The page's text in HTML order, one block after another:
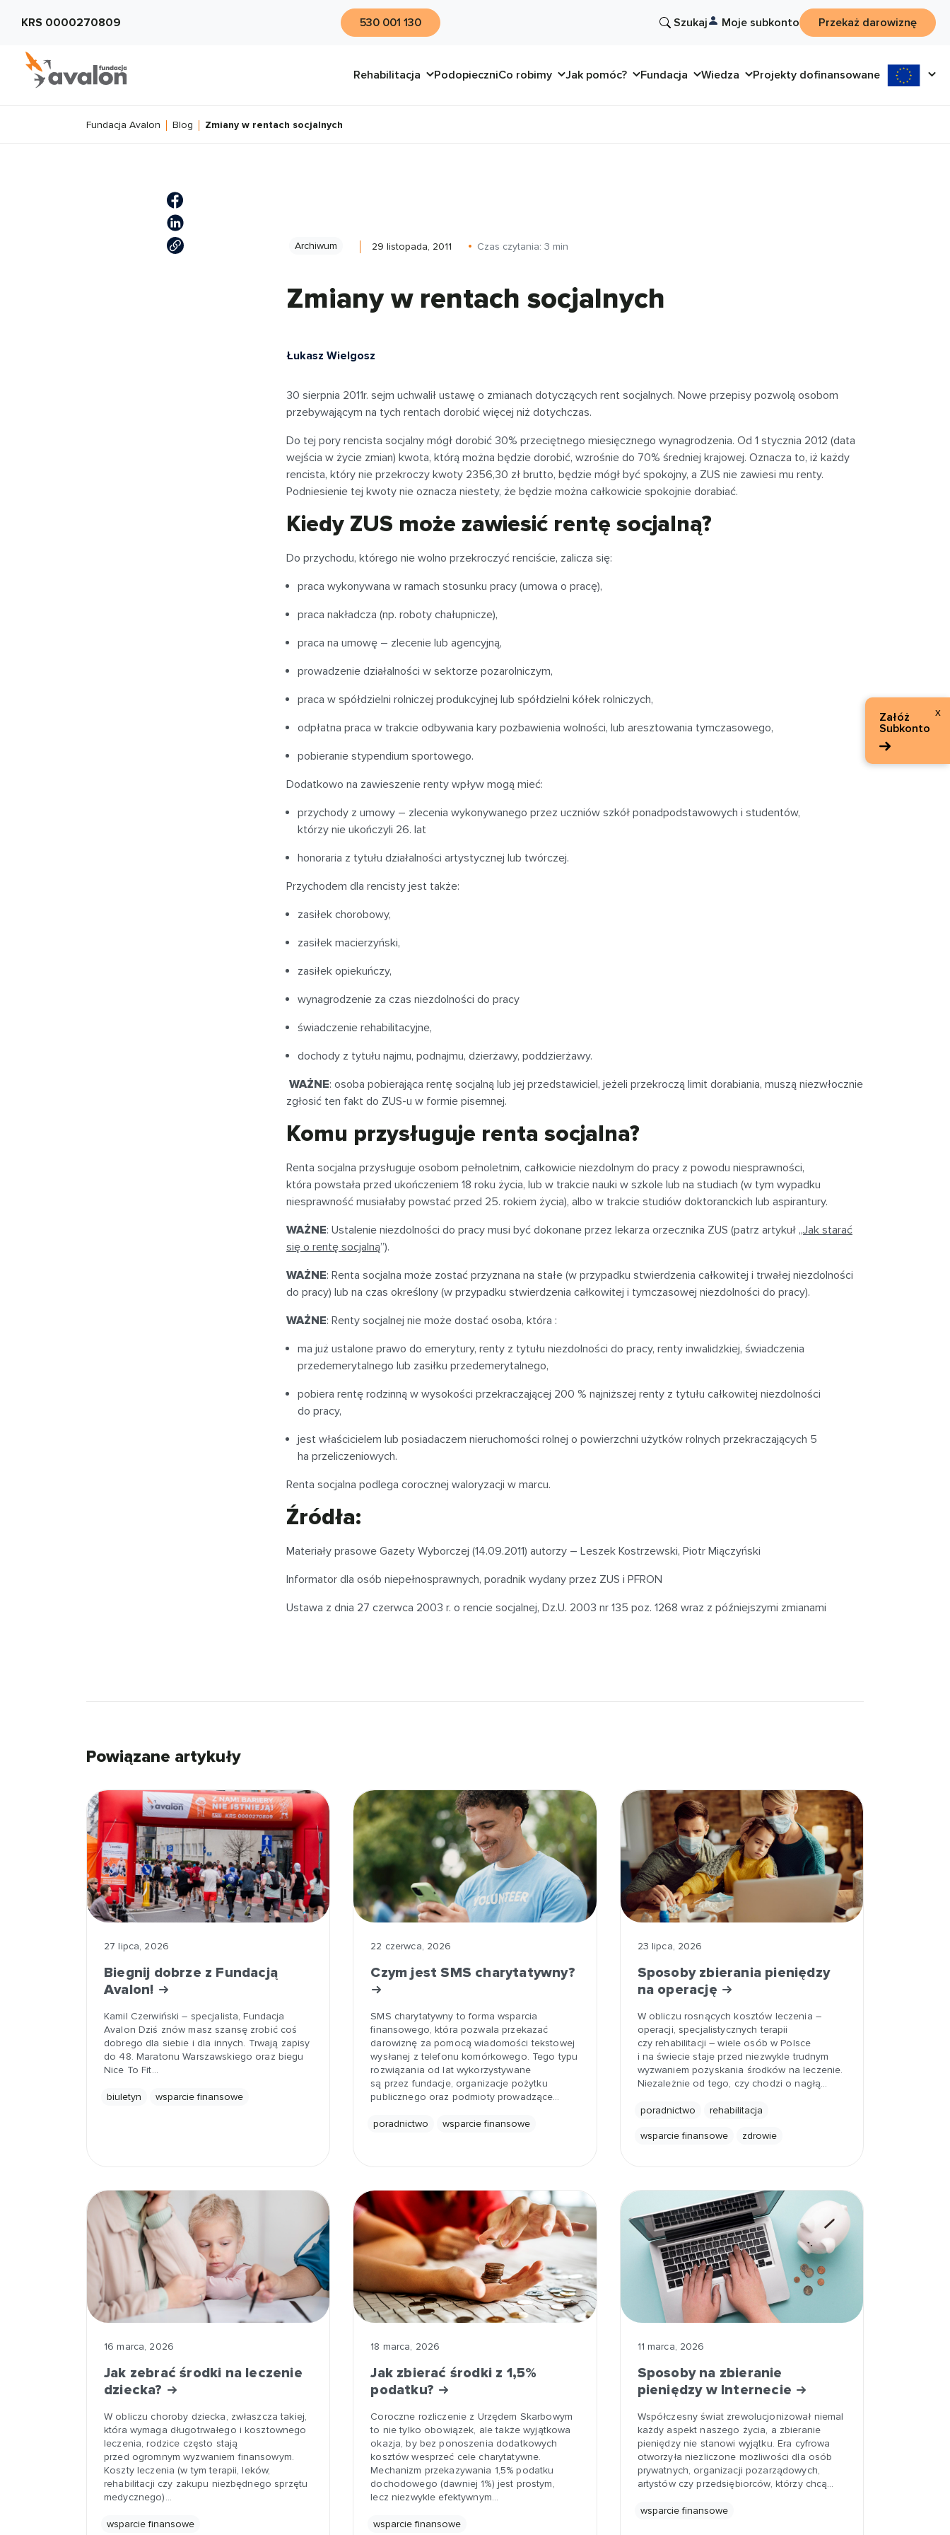
Załóż
Subkonto
x
KRS 0000270809 530 001 130 Szukaj Moje subkonto Przekaż darowiznę
Rehabilitacja PodopieczniCo robimy Jak pomóc? Fundacja Wiedza Projekty dofinansowane
Fundacja Avalon Blog Zmiany w rentach socjalnych
Archiwum 29 listopada, 2011 Czas czytania: 3 min
Zmiany w rentach socjalnych
Łukasz Wielgosz
30 sierpnia 2011r. sejm uchwalił ustawę o zmianach dotyczących rent socjalnych. Nowe przepisy pozwolą osobom
przebywającym na tych rentach dorobić więcej niż dotychczas.
Do tej pory rencista socjalny mógł dorobić 30% przeciętnego miesięcznego wynagrodzenia. Od 1 stycznia 2012 (data
wejścia w życie zmian) kwota, którą można będzie dorobić, wzrośnie do 70% średniej krajowej. Oznacza to, iż każdy
rencista, który nie przekroczy kwoty 2356,30 zł brutto, będzie mógł być spokojny, a ZUS nie zawiesi mu renty.
Podniesienie tej kwoty nie oznacza niestety, że będzie można całkowicie spokojnie dorabiać.
Kiedy ZUS może zawiesić rentę socjalną?
Do przychodu, którego nie wolno przekroczyć renciście, zalicza się:
praca wykonywana w ramach stosunku pracy (umowa o pracę),
praca nakładcza (np. roboty chałupnicze),
praca na umowę – zlecenie lub agencyjną,
prowadzenie działalności w sektorze pozarolniczym,
praca w spółdzielni rolniczej produkcyjnej lub spółdzielni kółek rolniczych,
odpłatna praca w trakcie odbywania kary pozbawienia wolności, lub aresztowania tymczasowego,
pobieranie stypendium sportowego.
Dodatkowo na zawieszenie renty wpływ mogą mieć:
przychody z umowy – zlecenia wykonywanego przez uczniów szkół ponadpodstawowych i studentów,
którzy nie ukończyli 26. lat
honoraria z tytułu działalności artystycznej lub twórczej.
Przychodem dla rencisty jest także:
zasiłek chorobowy,
zasiłek macierzyński,
zasiłek opiekuńczy,
wynagrodzenie za czas niezdolności do pracy
świadczenie rehabilitacyjne,
dochody z tytułu najmu, podnajmu, dzierżawy, poddzierżawy.
WAŻNE: osoba pobierająca rentę socjalną lub jej przedstawiciel, jeżeli przekroczą limit dorabiania, muszą niezwłocznie
zgłosić ten fakt do ZUS-u w formie pisemnej.
Komu przysługuje renta socjalna?
Renta socjalna przysługuje osobom pełnoletnim, całkowicie niezdolnym do pracy z powodu niesprawności,
która powstała przed ukończeniem 18 roku życia, lub w trakcie nauki w szkole lub na studiach (w tym wypadku
niesprawność musiałaby powstać przed 25. rokiem życia), albo w trakcie studiów doktoranckich lub aspirantury.
WAŻNE: Ustalenie niezdolności do pracy musi być dokonane przez lekarza orzecznika ZUS (patrz artykuł „Jak starać
się o rentę socjalną”).
WAŻNE: Renta socjalna może zostać przyznana na stałe (w przypadku stwierdzenia całkowitej i trwałej niezdolności
do pracy) lub na czas określony (w przypadku stwierdzenia całkowitej i tymczasowej niezdolności do pracy).
WAŻNE: Renty socjalnej nie może dostać osoba, która :
ma już ustalone prawo do emerytury, renty z tytułu niezdolności do pracy, renty inwalidzkiej, świadczenia
przedemerytalnego lub zasiłku przedemerytalnego,
pobiera rentę rodzinną w wysokości przekraczającej 200 % najniższej renty z tytułu całkowitej niezdolności
do pracy,
jest właścicielem lub posiadaczem nieruchomości rolnej o powierzchni użytków rolnych przekraczających 5
ha przeliczeniowych.
Renta socjalna podlega corocznej waloryzacji w marcu.
Źródła:
Materiały prasowe Gazety Wyborczej (14.09.2011) autorzy – Leszek Kostrzewski, Piotr Miączyński
Informator dla osób niepełnosprawnych, poradnik wydany przez ZUS i PFRON
Ustawa z dnia 27 czerwca 2003 r. o rencie socjalnej, Dz.U. 2003 nr 135 poz. 1268 wraz z późniejszymi zmianami
Powiązane artykuły
27 lipca, 2026
Biegnij dobrze z Fundacją
Avalon!
Kamil Czerwiński – specjalista, Fundacja
Avalon Dziś znów masz szansę zrobić coś
dobrego dla siebie i dla innych. Trwają zapisy
do 48. Maratonu Warszawskiego oraz biegu
Nice To Fit…
biuletyn wsparcie finansowe
22 czerwca, 2026
Czym jest SMS charytatywny?
SMS charytatywny to forma wsparcia
finansowego, która pozwala przekazać
darowiznę za pomocą wiadomości tekstowej
wysłanej z telefonu komórkowego. Tego typu
rozwiązania od lat wykorzystywane
są przez fundacje, organizacje pożytku
publicznego oraz podmioty prowadzące…
poradnictwo wsparcie finansowe
23 lipca, 2026
Sposoby zbierania pieniędzy
na operację
W obliczu rosnących kosztów leczenia –
operacji, specjalistycznych terapii
czy rehabilitacji – wiele osób w Polsce
i na świecie staje przed niezwykle trudnym
wyzwaniem pozyskania środków na leczenie.
Niezależnie od tego, czy chodzi o nagłą…
poradnictwo rehabilitacja
wsparcie finansowe zdrowie
16 marca, 2026
Jak zebrać środki na leczenie
dziecka?
W obliczu choroby dziecka, zwłaszcza takiej,
która wymaga długotrwałego i kosztownego
leczenia, rodzice często stają
przed ogromnym wyzwaniem finansowym.
Koszty leczenia (w tym terapii, leków,
rehabilitacji czy zakupu niezbędnego sprzętu
medycznego)…
wsparcie finansowe
18 marca, 2026
Jak zbierać środki z 1,5%
podatku?
Coroczne rozliczenie z Urzędem Skarbowym
to nie tylko obowiązek, ale także wyjątkowa
okazja, by bez ponoszenia dodatkowych
kosztów wesprzeć cele charytatywne.
Mechanizm przekazywania 1,5% podatku
dochodowego (dawniej 1%) jest prostym,
lecz niezwykle efektywnym…
wsparcie finansowe
11 marca, 2026
Sposoby na zbieranie
pieniędzy w Internecie
Współczesny świat zrewolucjonizował niemal
każdy aspekt naszego życia, a zbieranie
pieniędzy nie stanowi wyjątku. Era cyfrowa
otworzyła niezliczone możliwości dla osób
prywatnych, organizacji pozarządowych,
artystów czy przedsiębiorców, którzy chcą…
wsparcie finansowe